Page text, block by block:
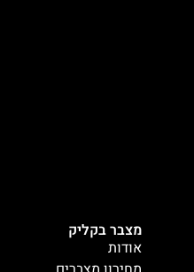
מצבר בקליק
אודות